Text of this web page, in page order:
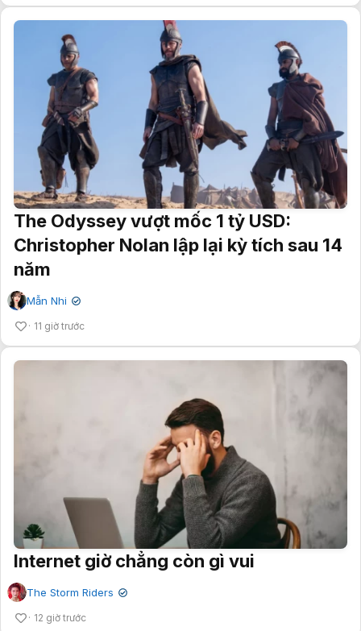
The Odyssey vượt mốc 1 tỷ USD:
Christopher Nolan lập lại kỳ tích sau 14
năm
Mẫn Nhi ✔
11 giờ trước
Internet giờ chẳng còn gì vui
The Storm Riders ✔
12 giờ trước